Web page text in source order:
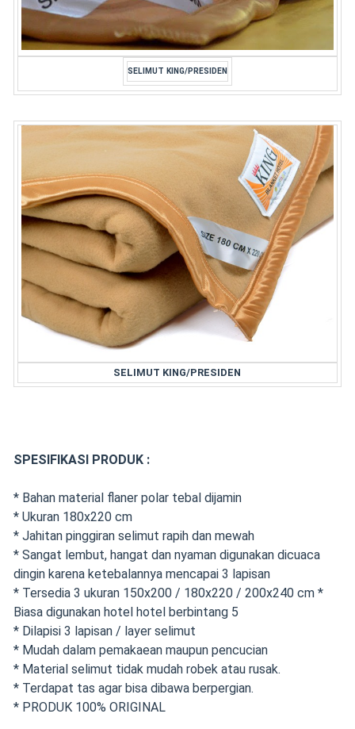
SELIMUT KING/PRESIDEN
SELIMUT KING/PRESIDEN
SPESIFIKASI PRODUK :
* Bahan material flaner polar tebal dijamin
* Ukuran 180x220 cm
* Jahitan pinggiran selimut rapih dan mewah
* Sangat lembut, hangat dan nyaman digunakan dicuaca
dingin karena ketebalannya mencapai 3 lapisan
* Tersedia 3 ukuran 150x200 / 180x220 / 200x240 cm *
Biasa digunakan hotel hotel berbintang 5
* Dilapisi 3 lapisan / layer selimut
* Mudah dalam pemakaean maupun pencucian
* Material selimut tidak mudah robek atau rusak.
* Terdapat tas agar bisa dibawa berpergian.
* PRODUK 100% ORIGINAL